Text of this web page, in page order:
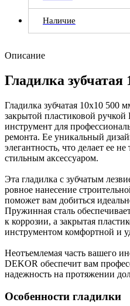
Наличие
Описание
Гладилка
Гладилка зубчатая 10х10 500
закрытой пластиковой
инструмент для
ремонта. Ее уникальный
элегантность, что делает ее
стильным аксессуаром.
Эта гладилка с зубчатым
ровное нанесение
поможет вам добиться
Пружинная сталь
к коррозии, а закрытая
инструментом комфортной и
Неотъемлемая часть вашего
DEKOR обеспечит вам
надежность на протяжении
Особенности гладилки